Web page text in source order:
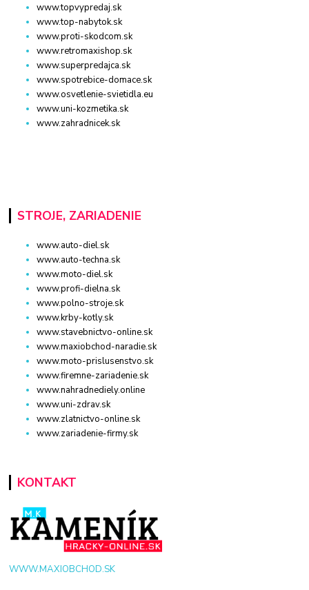
www.topvypredaj.sk
www.top-nabytok.sk
www.proti-skodcom.sk
www.retromaxishop.sk
www.superpredajca.sk
www.spotrebice-domace.sk
www.osvetlenie-svietidla.eu
www.uni-kozmetika.sk
www.zahradnicek.sk
STROJE, ZARIADENIE
www.auto-diel.sk
www.auto-techna.sk
www.moto-diel.sk
www.profi-dielna.sk
www.polno-stroje.sk
www.krby-kotly.sk
www.stavebnictvo-online.sk
www.maxiobchod-naradie.sk
www.moto-prislusenstvo.sk
www.firemne-zariadenie.sk
www.nahradnediely.online
www.uni-zdrav.sk
www.zlatnictvo-online.sk
www.zariadenie-firmy.sk
KONTAKT
WWW.MAXIOBCHOD.SK